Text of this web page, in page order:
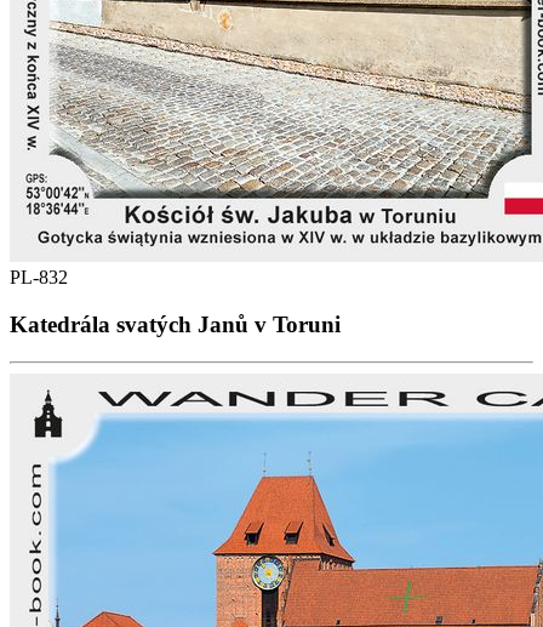
PL-832
Katedrála svatých Janů v Toruni